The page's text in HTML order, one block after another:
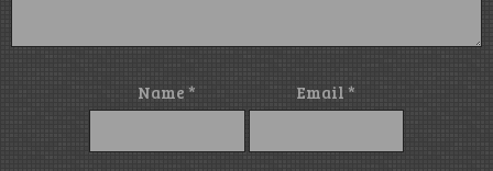
Name* Email *